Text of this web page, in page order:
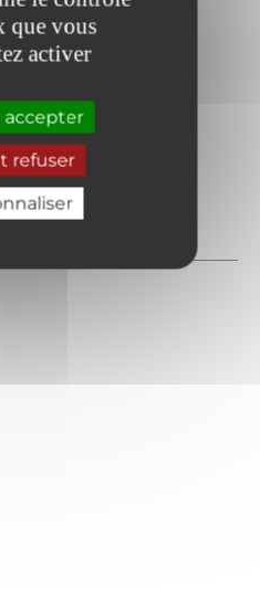
que vous
activer
accepter
refuser